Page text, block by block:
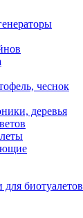
чеснок
деревья
биотуалетов